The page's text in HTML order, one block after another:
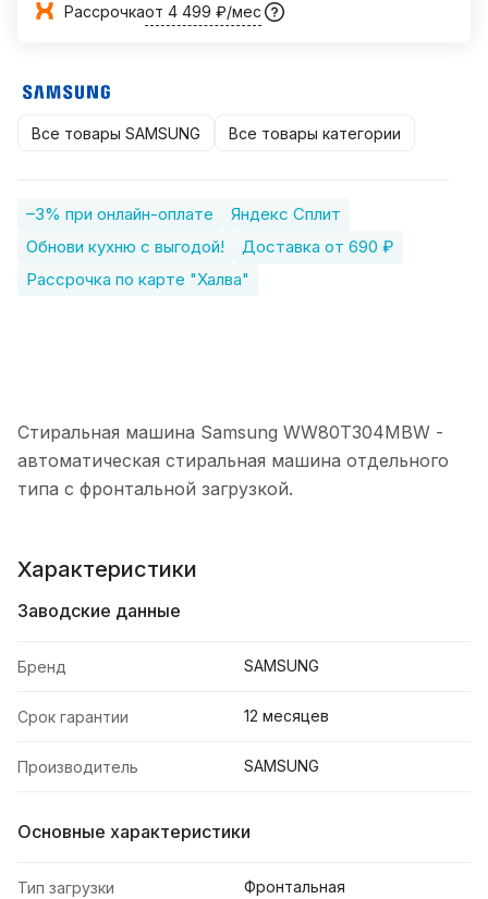
Рассрочкаот 4 499 ₽/мес
Все товары SAMSUNG Все товары категории
–3% при онлайн-оплате
Яндекс Сплит
Обнови кухню с выгодой!
Доставка от 690 ₽
Рассрочка по карте "Халва"
Стиральная машина Samsung WW80T304MBW -
автоматическая стиральная машина отдельного
типа с фронтальной загрузкой.
Характеристики
Заводские данные
Бренд SAMSUNG
Срок гарантии 12 месяцев
Производитель SAMSUNG
Основные характеристики
Тип загрузки Фронтальная